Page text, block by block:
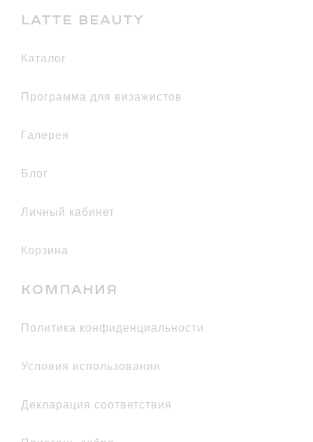
LATTE BEAUTY
каталог
Программа для визажистов
галерея
Блог
Личный кабинет
Корзина
КОМПАНИЯ
политика конфиденциальности
условия использования
декларация соответствия